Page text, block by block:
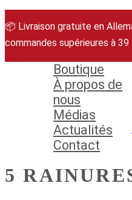
au
contenu
📦 Livraison gratuite en
commandes supérieures à 39
Boutique
À propos de
nous
Médias
Actualités
Contact
5